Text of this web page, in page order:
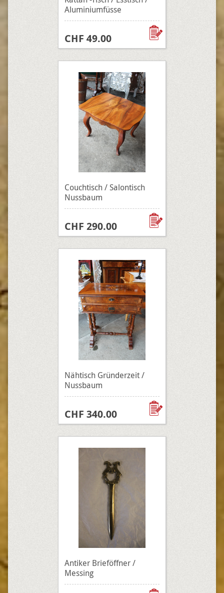
Aluminiumfüsse
CHF 49.00
Couchtisch / Salontisch
Nussbaum
CHF 290.00
Nähtisch Gründerzeit /
Nussbaum
CHF 340.00
Antiker Brieföffner /
Messing